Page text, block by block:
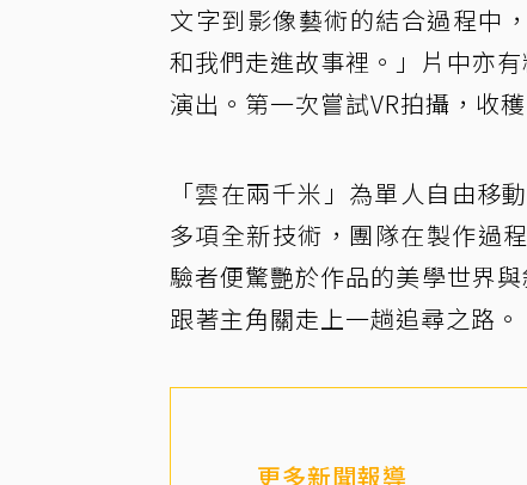
文字到影像藝術的結合過程中
和我們走進故事裡。」片中亦
演出。第一次嘗試VR拍攝，收
「雲在兩千米」為單人自由移
多項全新技術，團隊在製作過
驗者便驚艷於作品的美學世界
跟著主角關走上一趟追尋之路。
更多新聞報導